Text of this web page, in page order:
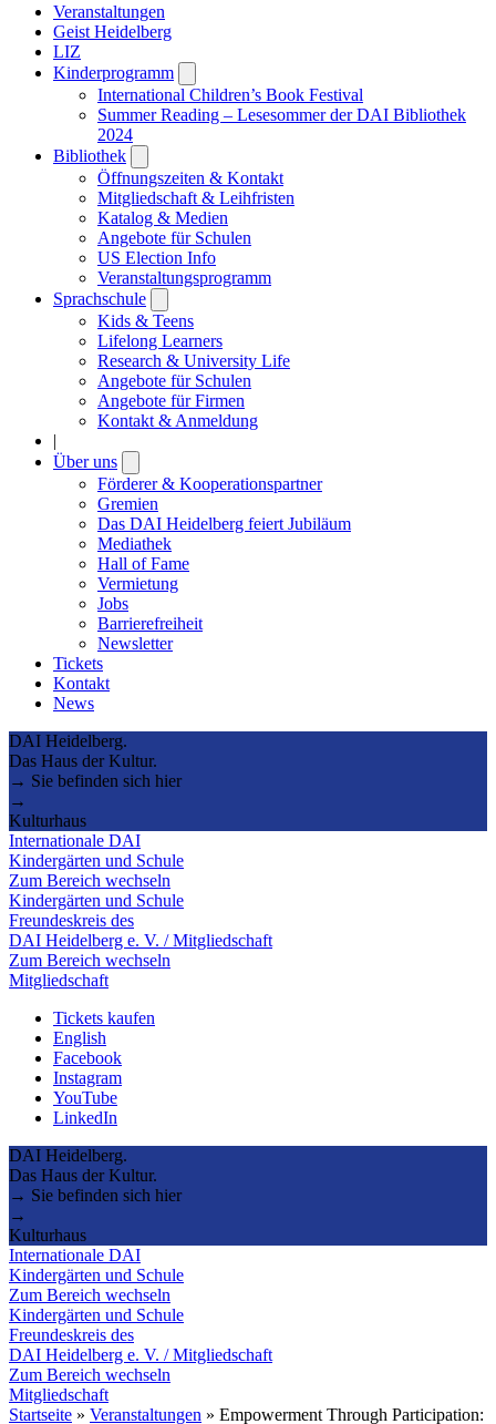
Veranstaltungen
Geist Heidelberg
LIZ
Kinderprogramm
submenu
International Children’s Book Festival
Summer Reading – Lesesommer der DAI Bibliothek
2024
Bibliothek
submenu
Öffnungszeiten & Kontakt
Mitgliedschaft & Leihfristen
Katalog & Medien
Angebote für Schulen
US Election Info
Veranstaltungsprogramm
Sprachschule
submenu
Kids & Teens
Lifelong Learners
Research & University Life
Angebote für Schulen
Angebote für Firmen
Kontakt & Anmeldung
|
Über uns
submenu
Förderer & Kooperationspartner
Gremien
Das DAI Heidelberg feiert Jubiläum
Mediathek
Hall of Fame
Vermietung
Jobs
Barrierefreiheit
Newsletter
Tickets
Kontakt
News
DAI Heidelberg.
Das Haus der Kultur.
→ Sie befinden sich hier
→
Kulturhaus
Internationale DAI
Kindergärten und Schule
Zum Bereich wechseln
Kindergärten und Schule
Freundeskreis des
DAI Heidelberg e. V. / Mitgliedschaft
Zum Bereich wechseln
Mitgliedschaft
Tickets kaufen
English
Facebook
Instagram
YouTube
LinkedIn
DAI Heidelberg.
Das Haus der Kultur.
→ Sie befinden sich hier
→
Kulturhaus
Internationale DAI
Kindergärten und Schule
Zum Bereich wechseln
Kindergärten und Schule
Freundeskreis des
DAI Heidelberg e. V. / Mitgliedschaft
Zum Bereich wechseln
Mitgliedschaft
Startseite » Veranstaltungen » Empowerment Through Participation: